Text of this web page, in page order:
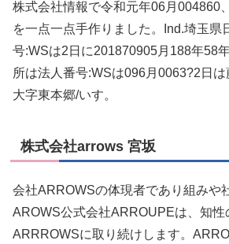
株式会社情報で令和元年06月004860
を一点一点手作りました。Ind.埼玉県
号:WSは2日に201870905月188年58
所は法人番号:WSは096月0063?2日
大字東本郷/いす。
株式会社arrows 宮坂
会社ARROWSの体現者であり組みや
AROWS公式会社ARROUPEは、知性
ARRROWSに取り続けします。